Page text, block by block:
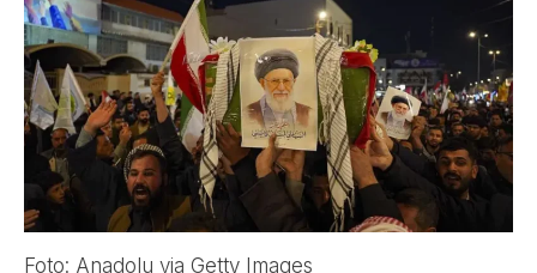
Foto: Anadolu via Getty Images